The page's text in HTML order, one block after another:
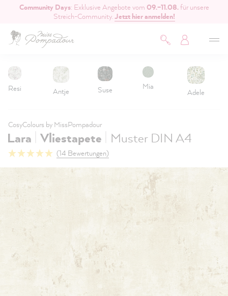
springen
Community Days: Exklusive Angebote vom 09.–11.08.für unsere
Streich-Community.Jetzt hier anmelden!
Resi Antje Suse Mia
Adele
CosyColours by MissPompadour
Lara Vliestapete Muster DIN A4
(14 Bewertungen)